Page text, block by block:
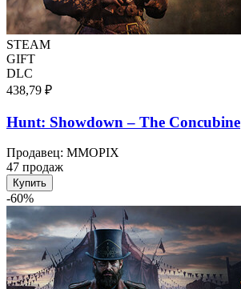
STEAM
GIFT
DLC
438,79 ₽
Hunt: Showdown – The Concubine
Продавец: MMOPIX
47 продаж
Купить
-60%